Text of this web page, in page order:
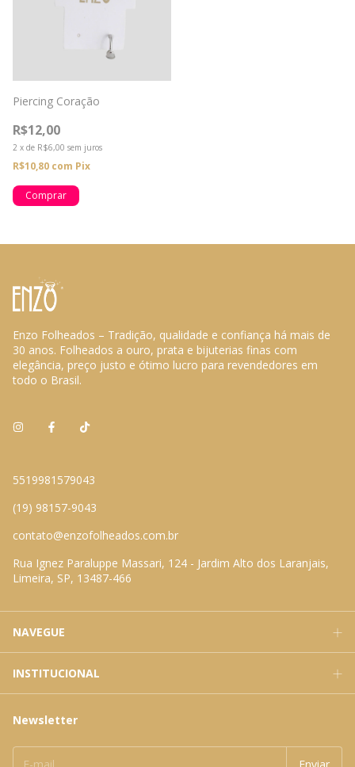
Piercing Coração
R$12,00
2 x de R$6,00 sem juros
R$10,80 com Pix
Enzo Folheados – Tradição, qualidade e confiança há mais de
30 anos. Folheados a ouro, prata e bijuterias finas com
elegância, preço justo e ótimo lucro para revendedores em
todo o Brasil.
5519981579043
(19) 98157-9043
contato@enzofolheados.com.br
Rua Ignez Paraluppe Massari, 124 - Jardim Alto dos Laranjais,
Limeira, SP, 13487-466
NAVEGUE
INSTITUCIONAL
Newsletter